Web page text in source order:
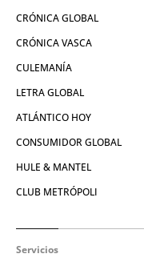
CRÓNICA GLOBAL
CRÓNICA VASCA
CULEMANÍA
LETRA GLOBAL
ATLÁNTICO HOY
CONSUMIDOR GLOBAL
HULE & MANTEL
CLUB METRÓPOLI
Servicios